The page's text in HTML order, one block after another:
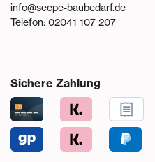
info@seepe-baubedarf.de
Telefon: 02041 107 207
Sichere Zahlung